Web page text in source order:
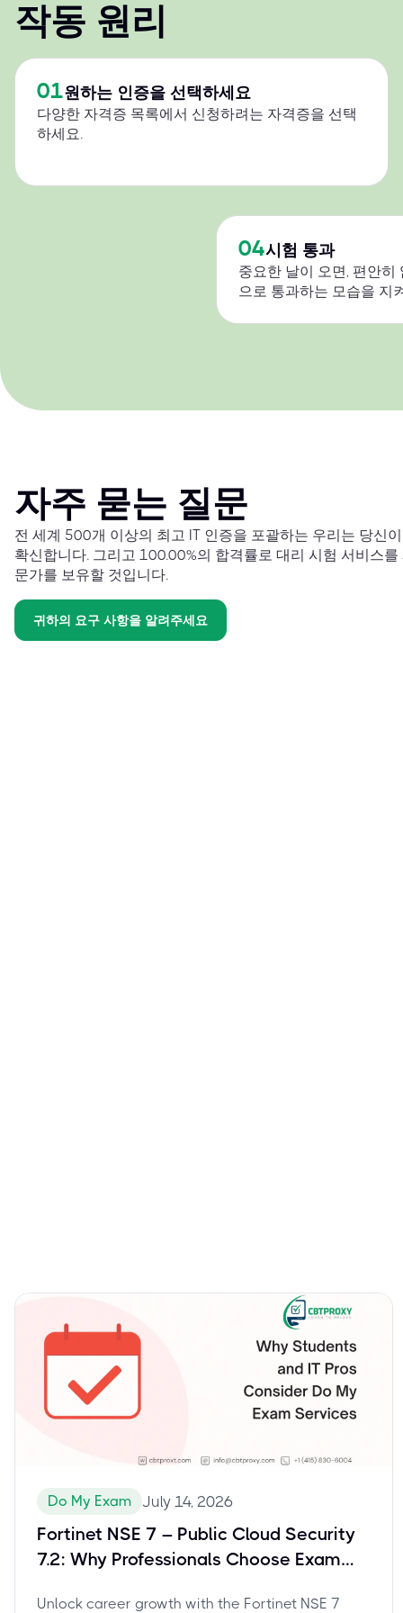
작동 원리
01원하는 인증을 선택하세요
다양한 자격증 목록에서 신청하려는 자격증을 선택
하세요.
04시험 통과
중요한 날이 오면, 편안
으로 통과하는 모습을 지
자주 묻는 질문
전 세계 500개 이상의 최고 IT 인증을 포괄하는 우리는 당신
확신합니다. 그리고 100.00%의 합격률로 대리 시험 서비스
문가를 보유할 것입니다.
귀하의 요구 사항을 알려주세요
Do My Exam July 14, 2026
Fortinet NSE 7 – Public Cloud Security
7.2: Why Professionals Choose Exam
Unlock career growth with the Fortinet NSE 7